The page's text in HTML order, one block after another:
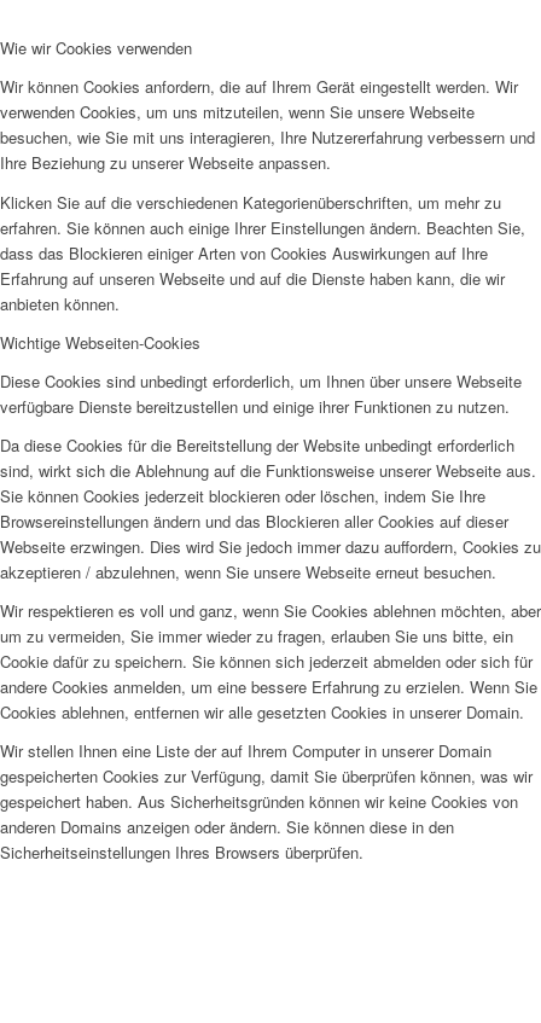
Wie wir Cookies verwenden
Wir können Cookies anfordern, die auf Ihrem Gerät eingestellt werden. Wir
verwenden Cookies, um uns mitzuteilen, wenn Sie unsere Webseite
besuchen, wie Sie mit uns interagieren, Ihre Nutzererfahrung verbessern und
Ihre Beziehung zu unserer Webseite anpassen.
Klicken Sie auf die verschiedenen Kategorienüberschriften, um mehr zu
erfahren. Sie können auch einige Ihrer Einstellungen ändern. Beachten Sie,
dass das Blockieren einiger Arten von Cookies Auswirkungen auf Ihre
Erfahrung auf unseren Webseite und auf die Dienste haben kann, die wir
anbieten können.
Wichtige Webseiten-Cookies
Diese Cookies sind unbedingt erforderlich, um Ihnen über unsere Webseite
verfügbare Dienste bereitzustellen und einige ihrer Funktionen zu nutzen.
Da diese Cookies für die Bereitstellung der Website unbedingt erforderlich
sind, wirkt sich die Ablehnung auf die Funktionsweise unserer Webseite aus.
Sie können Cookies jederzeit blockieren oder löschen, indem Sie Ihre
Browsereinstellungen ändern und das Blockieren aller Cookies auf dieser
Webseite erzwingen. Dies wird Sie jedoch immer dazu auffordern, Cookies zu
akzeptieren / abzulehnen, wenn Sie unsere Webseite erneut besuchen.
Wir respektieren es voll und ganz, wenn Sie Cookies ablehnen möchten, aber
um zu vermeiden, Sie immer wieder zu fragen, erlauben Sie uns bitte, ein
Cookie dafür zu speichern. Sie können sich jederzeit abmelden oder sich für
andere Cookies anmelden, um eine bessere Erfahrung zu erzielen. Wenn Sie
Cookies ablehnen, entfernen wir alle gesetzten Cookies in unserer Domain.
Wir stellen Ihnen eine Liste der auf Ihrem Computer in unserer Domain
gespeicherten Cookies zur Verfügung, damit Sie überprüfen können, was wir
gespeichert haben. Aus Sicherheitsgründen können wir keine Cookies von
anderen Domains anzeigen oder ändern. Sie können diese in den
Sicherheitseinstellungen Ihres Browsers überprüfen.